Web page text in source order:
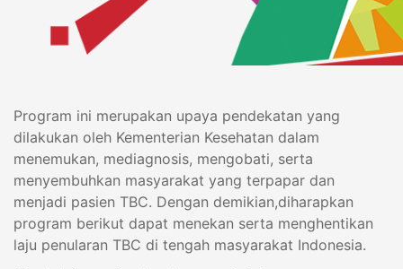
Program ini merupakan upaya pendekatan yang
dilakukan oleh Kementerian Kesehatan dalam
menemukan, mediagnosis, mengobati, serta
menyembuhkan masyarakat yang terpapar dan
menjadi pasien TBC. Dengan demikian,diharapkan
program berikut dapat menekan serta menghentikan
laju penularan TBC di tengah masyarakat Indonesia.